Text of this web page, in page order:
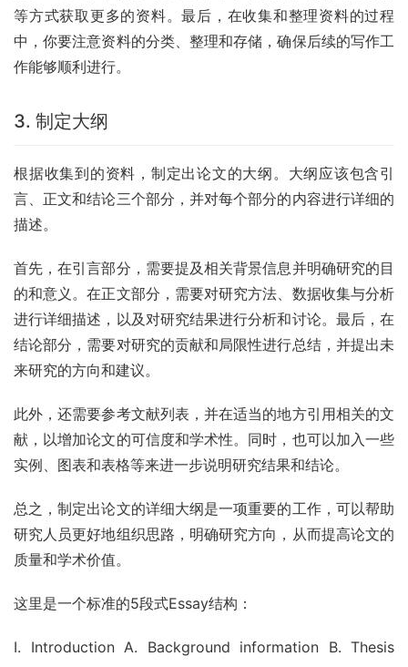
等方式获取更多的资料。最后，在收集和整理资料的过程
中，你要注意资料的分类、整理和存储，确保后续的写作工
作能够顺利进行。
3. 制定大纲
根据收集到的资料，制定出论文的大纲。大纲应该包含引
言、正文和结论三个部分，并对每个部分的内容进行详细的
描述。
首先，在引言部分，需要提及相关背景信息并明确研究的目
的和意义。在正文部分，需要对研究方法、数据收集与分析
进行详细描述，以及对研究结果进行分析和讨论。最后，在
结论部分，需要对研究的贡献和局限性进行总结，并提出未
来研究的方向和建议。
此外，还需要参考文献列表，并在适当的地方引用相关的文
献，以增加论文的可信度和学术性。同时，也可以加入一些
实例、图表和表格等来进一步说明研究结果和结论。
总之，制定出论文的详细大纲是一项重要的工作，可以帮助
研究人员更好地组织思路，明确研究方向，从而提高论文的
质量和学术价值。
这里是一个标准的5段式Essay结构：
I. Introduction A. Background information B. Thesis